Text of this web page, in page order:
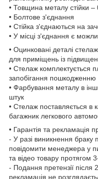
• Товщина металу стійки
• Болтове з'єднання
• Стійка з'єднаються на
• У місці з'єднання є
• Оцинковані деталі
для приміщень із
• Стелаж комплектується
запобігання пошкодженню
• Фарбування металу в
штук
• Стелаж поставляється в
багажник легкового
• Гарантія та рекламація
- У разі виникнення браку
повідомити менеджера у
та відео товару протягом
- Подання претензії після
рекламація не